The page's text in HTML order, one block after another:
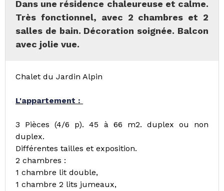
Dans une résidence chaleureuse et calme.
Très fonctionnel, avec 2 chambres et 2
salles de bain. Décoration soignée. Balcon
avec jolie vue.
Chalet du Jardin Alpin
L'appartement :
3 Pièces (4/6 p). 45 à 66 m2. duplex ou non
duplex.
Différentes tailles et exposition.
2 chambres :
1 chambre lit double,
1 chambre 2 lits jumeaux,